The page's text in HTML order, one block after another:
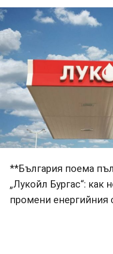
**България поема
„Лукойл Бургас“: как
промени енергийния